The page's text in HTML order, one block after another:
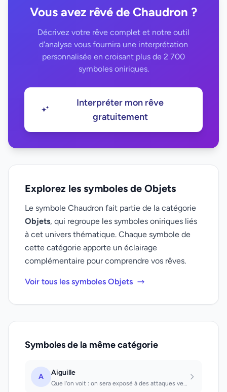
Vous avez rêvé de Chaudron ?
Décrivez votre rêve complet et notre outil
d'analyse vous fournira une interprétation
personnalisée en croisant plus de 2 700
symboles oniriques.
Interpréter mon rêve
gratuitement
Explorez les symboles de Objets
Le symbole Chaudron fait partie de la catégorie
Objets, qui regroupe les symboles oniriques liés
à cet univers thématique. Chaque symbole de
cette catégorie apporte un éclairage
complémentaire pour comprendre vos rêves.
Voir tous les symboles Objets
Symboles de la même catégorie
A Aiguille
Que l'on voit : on sera exposé à des attaques venant de tiers. Que l'on manie :...